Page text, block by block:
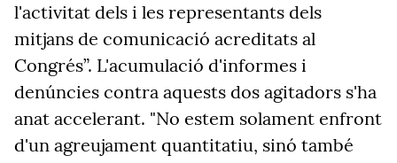
l'activitat dels i les representants dels
mitjans de comunicació acreditats al
Congrés”. L'acumulació d'informes i
denúncies contra aquests dos agitadors s'ha
anat accelerant. "No estem solament enfront
d'un agreujament quantitatiu, sinó també